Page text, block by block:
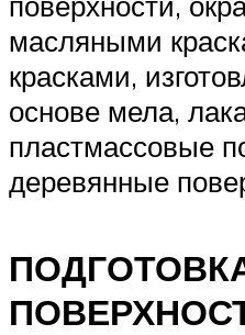
масляными
красками,
основе мела,
пластмассовые
деревянные